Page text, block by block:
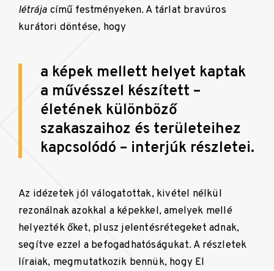
létrája című festményeken. A tárlat bravúros
kurátori döntése, hogy
a képek mellett helyet kaptak
a művésszel készített –
életének különböző
szakaszaihoz és területeihez
kapcsolódó – interjúk részletei.
Az idézetek jól válogatottak, kivétel nélkül
rezonálnak azokkal a képekkel, amelyek mellé
helyezték őket, plusz jelentésrétegeket adnak,
segítve ezzel a befogadhatóságukat. A részletek
líraiak, megmutatkozik bennük, hogy El